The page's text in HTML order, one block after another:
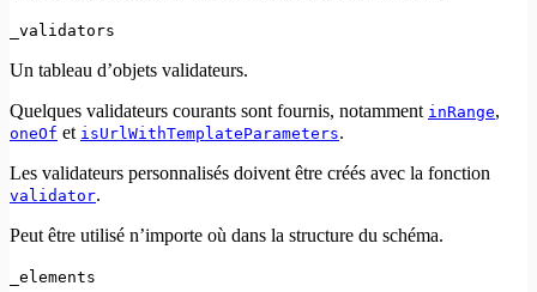
_validators
Un tableau d’objets validateurs.
Quelques validateurs courants sont fournis, notamment inRange,
oneOf et isUrlWithTemplateParameters.
Les validateurs personnalisés doivent être créés avec la fonction
validator.
Peut être utilisé n’importe où dans la structure du schéma.
_elements